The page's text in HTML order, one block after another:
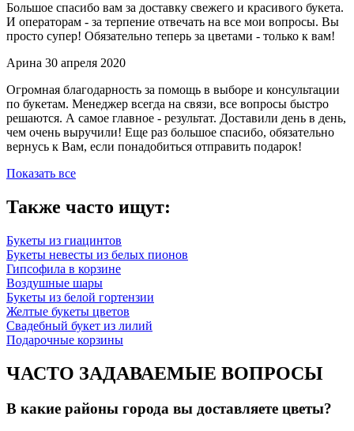
Большое спасибо вам за доставку свежего и красивого букета.
И операторам - за терпение отвечать на все мои вопросы. Вы
просто супер! Обязательно теперь за цветами - только к вам!
Арина 30 апреля 2020
Огромная благодарность за помощь в выборе и консультации
по букетам. Менеджер всегда на связи, все вопросы быстро
решаются. А самое главное - результат. Доставили день в день,
чем очень выручили! Еще раз большое спасибо, обязательно
вернусь к Вам, если понадобиться отправить подарок!
Показать все
Также часто ищут:
Букеты из гиацинтов
Букеты невесты из белых пионов
Гипсофила в корзине
Воздушные шары
Букеты из белой гортензии
Желтые букеты цветов
Свадебный букет из лилий
Подарочные корзины
ЧАСТО ЗАДАВАЕМЫЕ ВОПРОСЫ
В какие районы города вы доставляете цветы?